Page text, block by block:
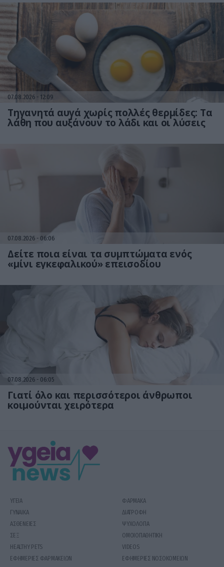
07.08.2026 12:09
Τηγανητά αυγά χωρίς πολλές θερμίδες: Τα
λάθη που αυξάνουν το λάδι και οι λύσεις
07.08.2026 06:06
Δείτε ποια είναι τα συμπτώματα ενός
«μίνι εγκεφαλικού» επεισοδίου
07.08.2026 06:05
Γιατί όλο και περισσότεροι άνθρωποι
κοιμούνται χειρότερα
ΥΓΕΙΑ
ΦΑΡΜΑΚΑ
ΓΥΝΑΙΚΑ
ΔΙΑΤΡΟΦΗ
ΑΣΘΕΝΕΙΕΣ
ΨΥΧΟΛΟΓΙΑ
ΣΕΞ
ΟΜΟΙΟΠΑΘΗΤΙΚΗ
HEALTHY PETS
VIDEOS
ΕΦΗΜΕΡΙΕΣ ΦΑΡΜΑΚΕΙΩΝ
ΕΦΗΜΕΡΙΕΣ ΝΟΣΟΚΟΜΕΙΩΝ